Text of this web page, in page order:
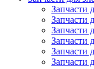
Запчасти
Запчасти
Запчасти
Запчасти
Запчасти